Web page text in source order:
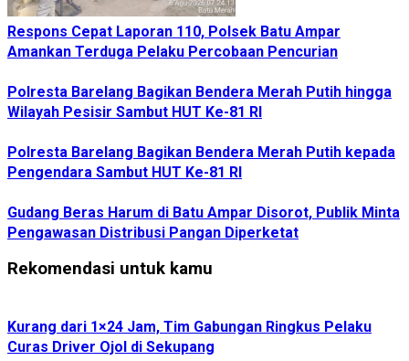
Respons Cepat Laporan 110, Polsek Batu Ampar
Amankan Terduga Pelaku Percobaan Pencurian
Polresta Barelang Bagikan Bendera Merah Putih hingga
Wilayah Pesisir Sambut HUT Ke-81 RI
Polresta Barelang Bagikan Bendera Merah Putih kepada
Pengendara Sambut HUT Ke-81 RI
Gudang Beras Harum di Batu Ampar Disorot, Publik Minta
Pengawasan Distribusi Pangan Diperketat
Rekomendasi untuk kamu
Kurang dari 1×24 Jam, Tim Gabungan Ringkus Pelaku
Curas Driver Ojol di Sekupang